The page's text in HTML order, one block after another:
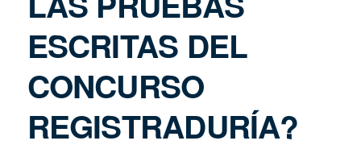
ESCRITAS DEL
CONCURSO
REGISTRADURÍA?